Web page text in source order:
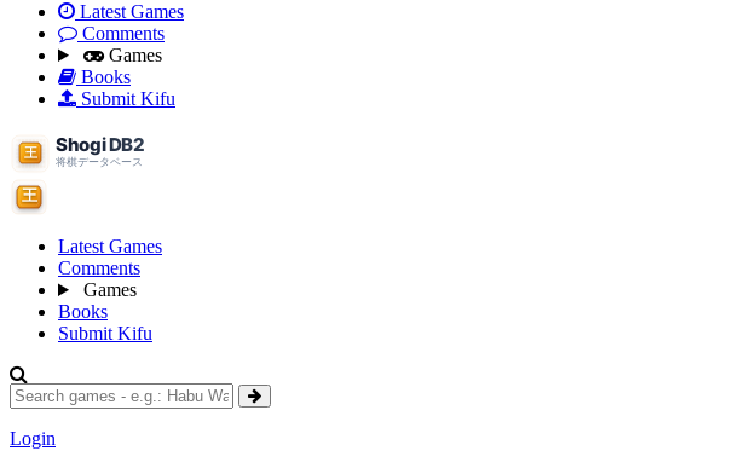
Latest Games
Comments
Games
Books
Submit Kifu
Latest Games
Comments
Games
Books
Submit Kifu
Login